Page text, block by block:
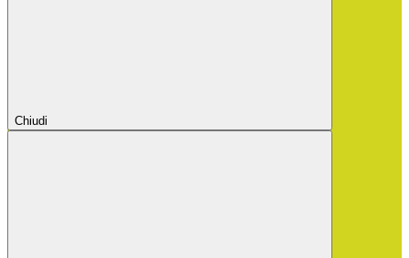
Chiudi